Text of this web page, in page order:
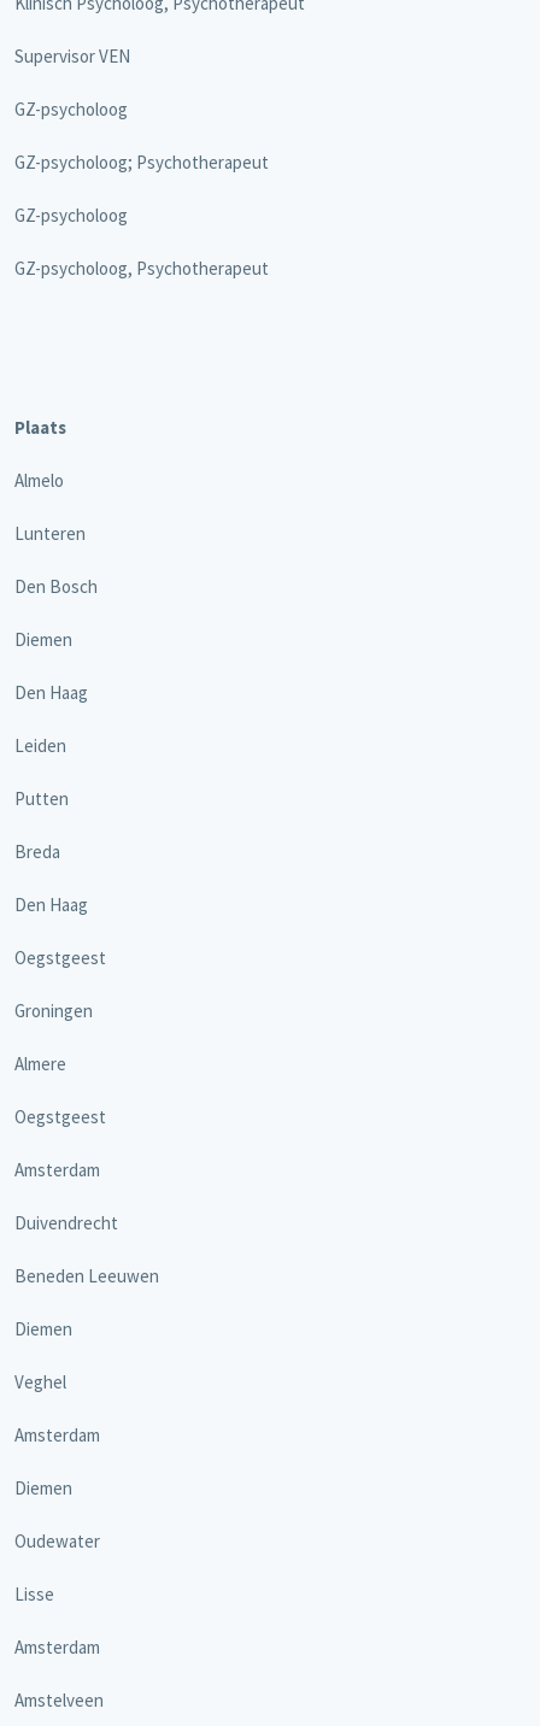
Supervisor VEN
GZ-psycholoog
GZ-psycholoog; Psychotherapeut
GZ-psycholoog
GZ-psycholoog, Psychotherapeut
Plaats
Almelo
Lunteren
Den Bosch
Diemen
Den Haag
Leiden
Putten
Breda
Den Haag
Oegstgeest
Groningen
Almere
Oegstgeest
Amsterdam
Duivendrecht
Beneden Leeuwen
Diemen
Veghel
Amsterdam
Diemen
Oudewater
Lisse
Amsterdam
Amstelveen